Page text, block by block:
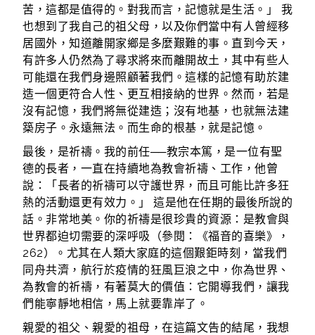
苦，這都是值得的。對我而言，記憶就是生活。」 我
也想到了我自己的祖父母，以及你們當中有人曾經移
居國外，知道離開家鄉是多麼艱難的事。直到今天，
有許多人仍然為了尋求將來而離開故土，其中有些人
可能還在我們身邊照顧著我們。這樣的記憶有助於建
造一個更符合人性、更互相接納的世界。然而，若是
沒有記憶，我們將無從建造；沒有地基，也就無法建
築房子。永遠無法。而生命的根基，就是記憶。
最後，是祈禱。我的前任──教宗本篤，是一位有聖
德的長者，一直在持續地為教會祈禱、工作，他曾
說：「長者的祈禱可以守護世界，而且可能比許多狂
熱的活動還更有效力。」 這是他在任期的最後所說的
話。非常地美。你的祈禱是很珍貴的資源：是教會與
世界都迫切需要的深呼吸（參閱：《福音的喜樂》，
262）。尤其在人類大家庭的這個艱鉅時刻，當我們
同舟共濟，航行於疫情的狂風巨浪之中，你為世界、
為教會的祈禱，有著莫大的價值：它開導我們，讓我
們能寧靜地相信，馬上就要靠岸了。
親愛的祖父、親愛的祖母，在這篇文告的結尾，我想